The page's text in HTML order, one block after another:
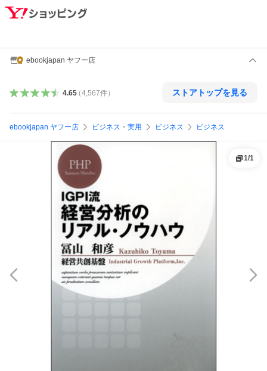
ebookjapan ヤフー店
4.65（4,567件） ストアトップを見る
ebookjapan ヤフー店 ビジネス・実用 ビジネス ビジネス
1/1